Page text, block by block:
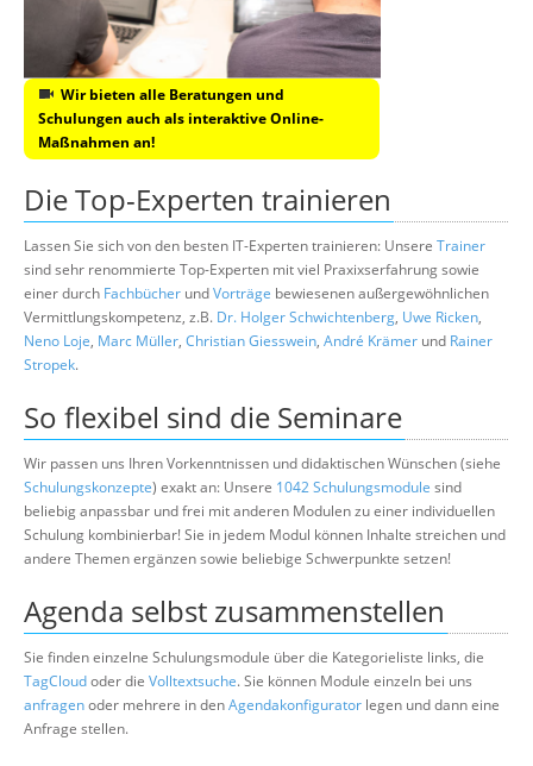
Wir bieten alle Beratungen und
Schulungen auch als interaktive Online-
Maßnahmen an!
Die Top-Experten trainieren
Lassen Sie sich von den besten IT-Experten trainieren: Unsere Trainer
sind sehr renommierte Top-Experten mit viel Praxixserfahrung sowie
einer durch Fachbücher undVorträge bewiesenen außergewöhnlichen
Vermittlungskompetenz, z.B. Dr. Holger Schwichtenberg, Uwe Ricken,
Neno Loje, Marc Müller, Christian Giesswein, André Krämer und Rainer
Stropek.
So flexibel sind die Seminare
Wir passen uns Ihren Vorkenntnissen und didaktischen Wünschen (siehe
Schulungskonzepte) exakt an: Unsere 1042 Schulungsmodule sind
beliebig anpassbar und frei mit anderen Modulen zu einer individuellen
Schulung kombinierbar! Sie in jedem Modul können Inhalte streichen und
andere Themen ergänzen sowie beliebige Schwerpunkte setzen!
Agenda selbst zusammenstellen
Sie finden einzelne Schulungsmodule über die Kategorieliste links, die
TagCloudoder die Volltextsuche. Sie können Module einzeln bei uns
anfragenoder mehrere in denAgendakonfigurator legen und dann eine
Anfrage stellen.